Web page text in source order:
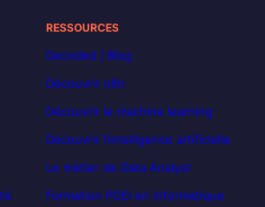
RESSOURCES
Decoded | Blog
Découvrir n8n
Découvrir le machine learning
Découvrir l’intelligence artificielle
Le métier de Data Analyst
Formation POEI en informatique